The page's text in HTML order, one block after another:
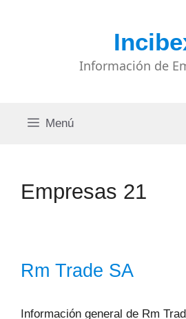
Información de
Menú
Empresas 21
Rm Trade SA
Información general de Rm